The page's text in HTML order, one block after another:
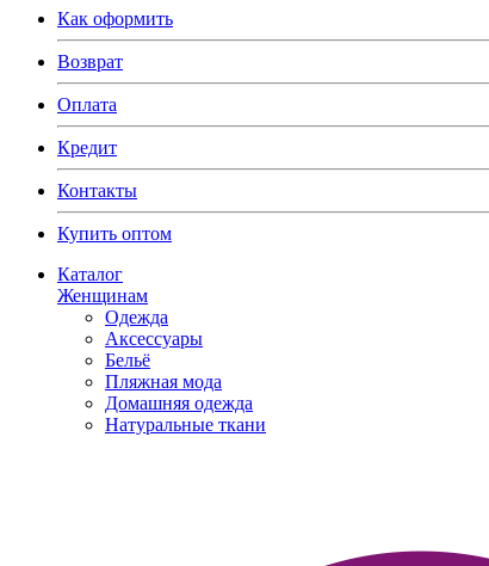
Как оформить
Возврат
Оплата
Кредит
Контакты
Купить оптом
Каталог
Женщинам
Одежда
Аксессуары
Бельё
Пляжная мода
Домашняя одежда
Натуральные ткани